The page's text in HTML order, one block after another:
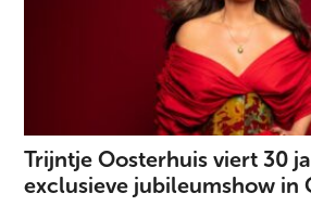
Trijntje Oosterhuis viert 30
exclusieve jubileumshow in